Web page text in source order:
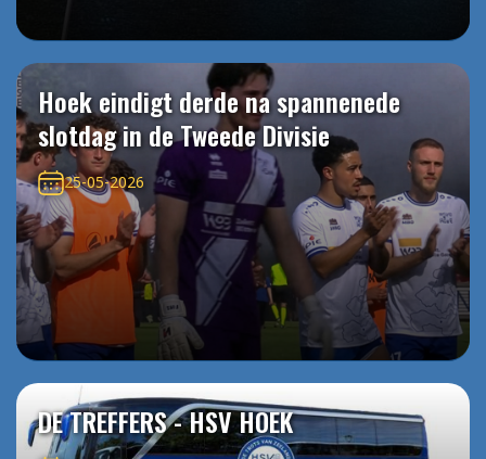
Hoek eindigt derde na spannenede
slotdag in de Tweede Divisie
25-05-2026
DE TREFFERS - HSV HOEK